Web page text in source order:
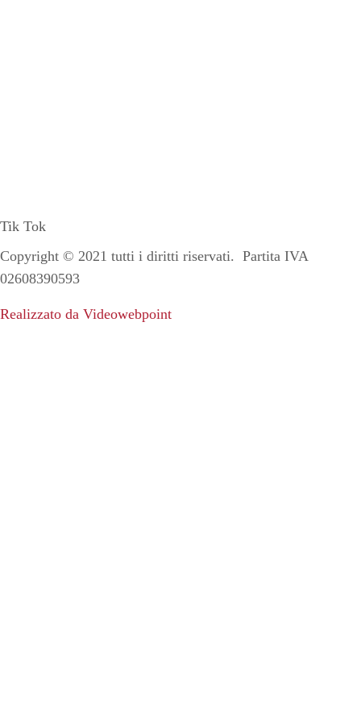
Tik Tok
Copyright © 2021 tutti i diritti riservati. Partita IVA
02608390593
Realizzato da Videowebpoint